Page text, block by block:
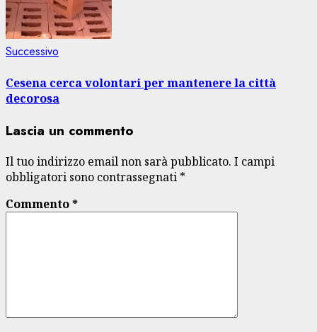
Successivo
Cesena cerca volontari per mantenere la città
decorosa
Lascia un commento
Il tuo indirizzo email non sarà pubblicato. I campi
obbligatori sono contrassegnati *
Commento*